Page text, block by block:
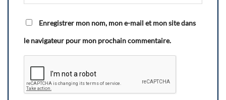
Enregistrer mon nom, mon e-mail et mon site dans
le navigateur pour mon prochain commentaire.